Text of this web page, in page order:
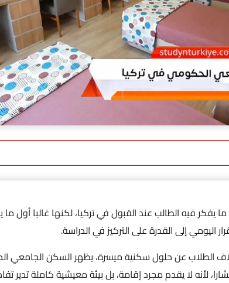
فيه الطالب عند القبول في تركيا، لكنها غالبا أول
اليومي إلى القدرة على التركيز في الدراسة.
الطلاب عن حلول سكنية ميسرة، يظهر السكن الجامعي
لأنه لا يقدم مجرد إقامة، بل بيئة معيشية كاملة تدير